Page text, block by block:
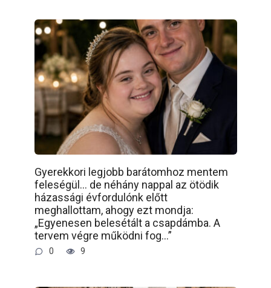
Gyerekkori legjobb barátomhoz mentem
feleségül… de néhány nappal az ötödik
házassági évfordulónk előtt
meghallottam, ahogy ezt mondja:
„Egyenesen belesétált a csapdámba. A
tervem végre működni fog…”
0 9